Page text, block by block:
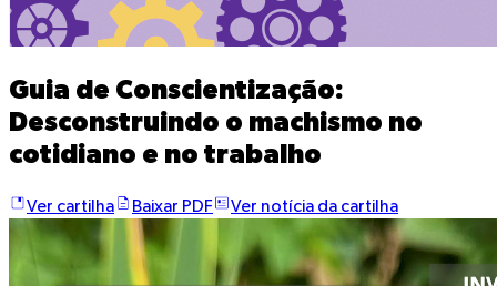
Guia de Conscientização:
Desconstruindo o machismo no
cotidiano e no trabalho
Ver cartilha Baixar PDF Ver notícia da cartilha